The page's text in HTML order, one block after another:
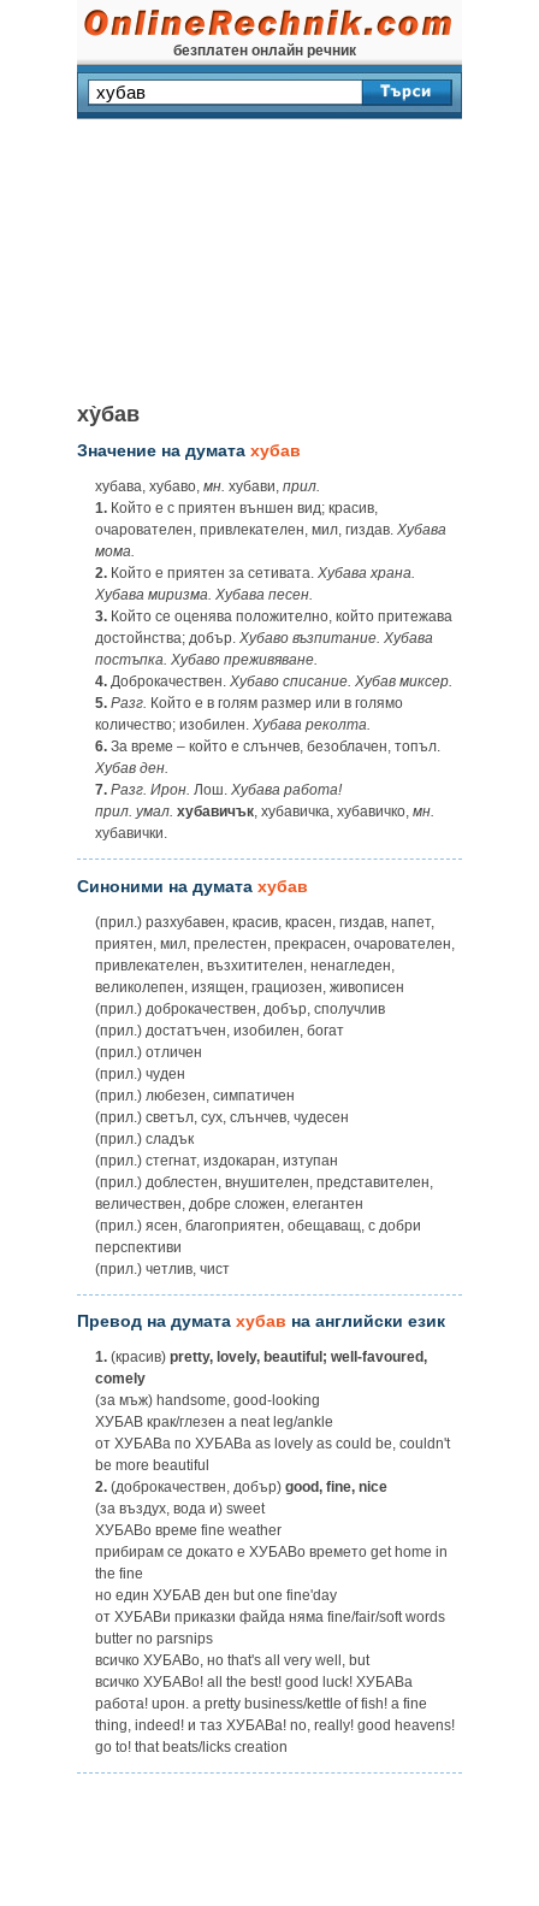
безплатен онлайн речник
ху̀бав
Значение на думата хубав
хубава, хубаво, мн. хубави, прил.
1. Който е с приятен външен вид; красив,
очарователен, привлекателен, мил, гиздав. Хубава
мома.
2. Който е приятен за сетивата. Хубава храна.
Хубава миризма. Хубава песен.
3. Който се оценява положително, който притежава
достойнства; добър. Хубаво възпитание. Хубава
постъпка. Хубаво преживяване.
4. Доброкачествен. Хубаво списание. Хубав миксер.
5. Разг. Който е в голям размер или в голямо
количество; изобилен. Хубава реколта.
6. За време – който е слънчев, безоблачен, топъл.
Хубав ден.
7. Разг. Ирон. Лош. Хубава работа!
прил. умал. хубавичък, хубавичка, хубавичко, мн.
хубавички.
Синоними на думата хубав
(прил.) разхубавен, красив, красен, гиздав, напет,
приятен, мил, прелестен, прекрасен, очарователен,
привлекателен, възхитителен, ненагледен,
великолепен, изящен, грациозен, живописен
(прил.) доброкачествен, добър, сполучлив
(прил.) достатъчен, изобилен, богат
(прил.) отличен
(прил.) чуден
(прил.) любезен, симпатичен
(прил.) светъл, сух, слънчев, чудесен
(прил.) сладък
(прил.) стегнат, издокаран, изтупан
(прил.) доблестен, внушителен, представителен,
величествен, добре сложен, елегантен
(прил.) ясен, благоприятен, обещаващ, с добри
перспективи
(прил.) четлив, чист
Превод на думата хубав на английски език
1. (красив) pretty, lovely, beautiful; well-favoured,
comely
(за мъж) handsome, good-looking
ХУБАВ крак/глезен a neat leg/ankle
от ХУБАВа по ХУБАВa as lovely as could be, couldn't
be more beautiful
2. (доброкачествен, добър) good, fine, nice
(за въздух, вода и) sweet
ХУБАВо време fine weathеr
прибирам се докато е ХУБАВо времето get home in
the fine
но един ХУБАВ ден but one fine'day
от ХУБАВи приказки файда няма fine/fair/soft words
butter no parsnips
всичко ХУБАВo, но that's all very well, but
всичко ХУБАВo! all the best! good luck! ХУБАВa
работа! upoн. a pretty business/kettle of fish! a fine
thing, indeed! и таз ХУБАВа! no, really! good heavens!
go to! that beats/licks creation